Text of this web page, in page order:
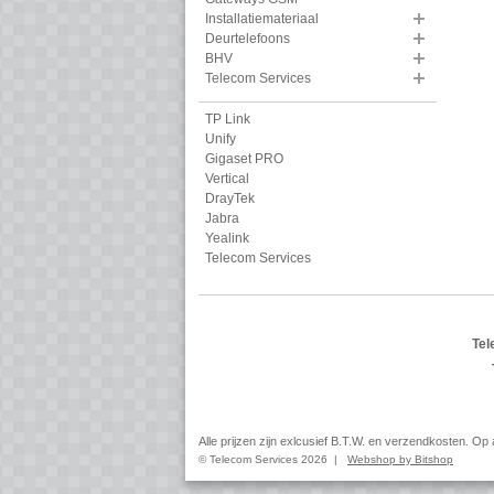
Installatiemateriaal
Deurtelefoons
BHV
Telecom Services
TP Link
Unify
Gigaset PRO
Vertical
DrayTek
Jabra
Yealink
Telecom Services
Alle prijzen zijn exlcusief B.T.W. en verzendkosten.
© Telecom Services 2026 | Webshop by Bitshop